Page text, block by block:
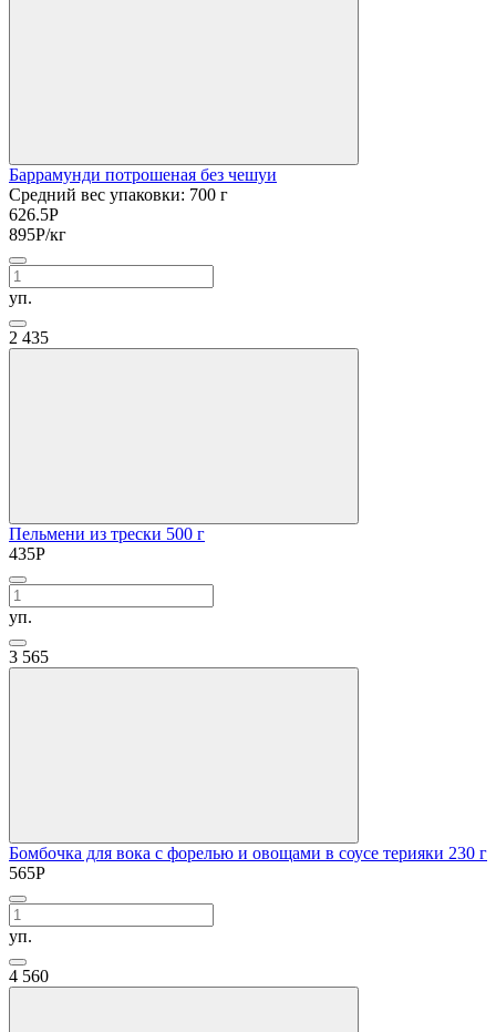
Баррамунди потрошеная без чешуи
Средний вес упаковки: 700 г
626.5Р
895Р/кг
уп.
2 435
Пельмени из трески 500 г
435Р
уп.
3 565
Бомбочка для вока с форелью и овощами в соусе терияки 230 г
565Р
уп.
4 560